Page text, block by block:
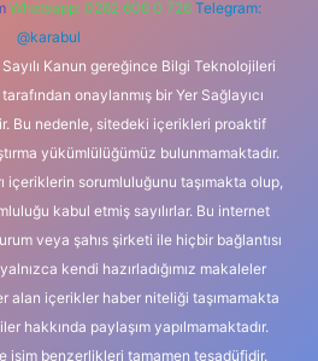
Whatsapp: 0262 606 0 726 Telegram:
@karabul
Kanun gereğince Bilgi Teknolojileri
onaylanmış bir Yer Sağlayıcı
Bu nedenle, sitedeki içerikleri proaktif
yükümlülüğümüz bulunmamaktadır.
içeriklerin sorumluluğunu taşımakta olup,
kabul etmiş sayılırlar. Bu internet
veya şahıs şirketi ile hiçbir bağlantısı
kendi hazırladığımız makaleler
alan içerikler haber niteliği taşımamakta
hakkında paylaşım yapılmamaktadır.
isim benzerlikleri tamamen tesadüfidir.